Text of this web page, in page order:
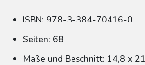
ISBN: 978-3-384-70416-0
Seiten: 68
Maße und Beschnitt: 14,8 x 21